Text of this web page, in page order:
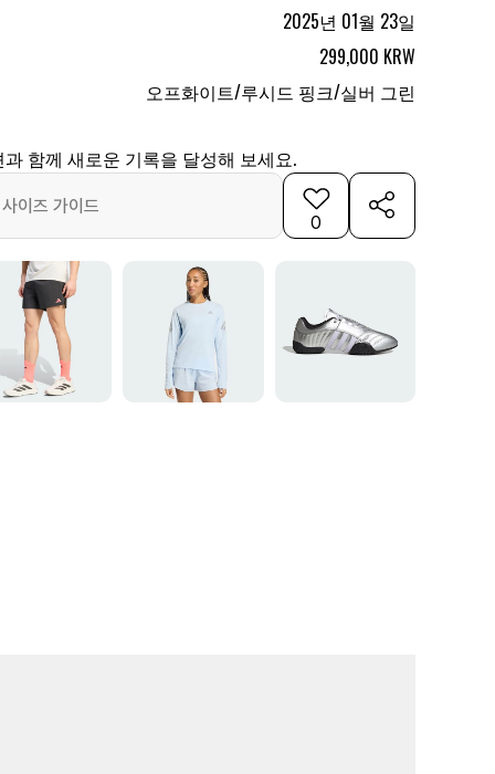
2025년 01월 23일
299,000 KRW
오프화이트/루시드 핑크/실버 그린
함께 새로운 기록을 달성해 보세요.
사이즈 가이드
0